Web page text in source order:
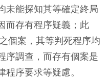
未能探知其等確定終局
而存有程序疑義；此
個案，其等判死程序均
序調查，而存有個案是
序要求等疑慮。